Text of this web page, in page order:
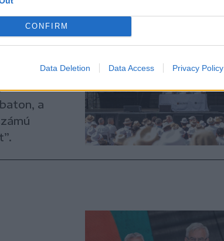
CONFIRM
Data Deletion Data Access Privacy Policy
a